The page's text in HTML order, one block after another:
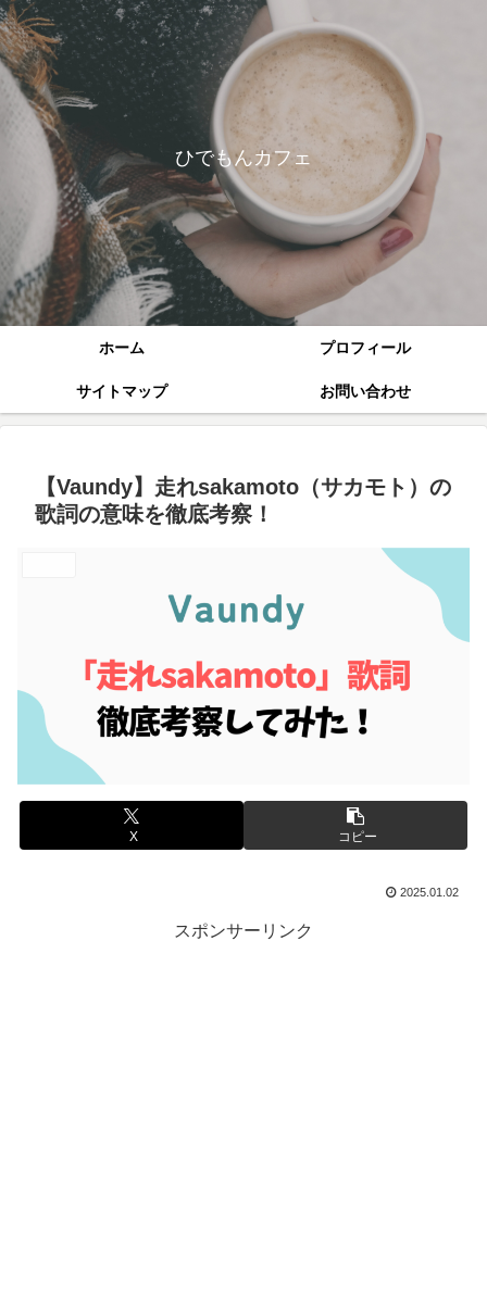
ひでもんカフェ
ホーム プロフィール
サイトマップ お問い合わせ
【Vaundy】走れsakamoto（サカモト）の
歌詞の意味を徹底考察！
X コピー
2025.01.02
スポンサーリンク